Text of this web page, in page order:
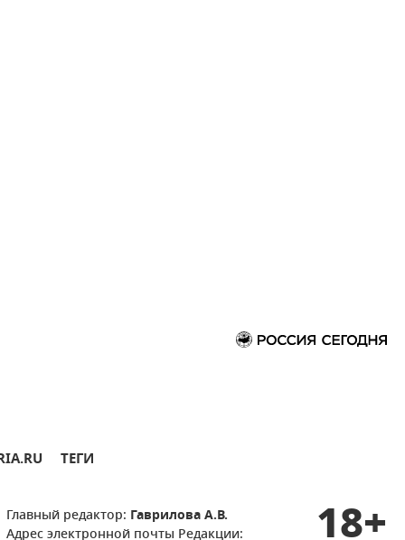
ТЕГИ
Главный редактор: Гаврилова А.В.
Адрес электронной почты Редакции: